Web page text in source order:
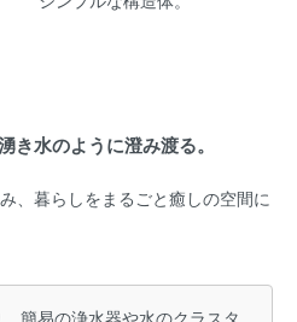
き水のように澄み渡る。
、暮らしをまるごと癒しの空間に